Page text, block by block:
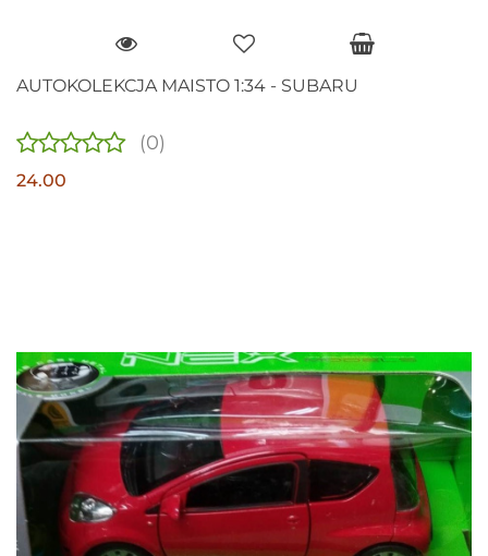
AUTOKOLEKCJA MAISTO 1:34 - SUBARU
(0)
24.00